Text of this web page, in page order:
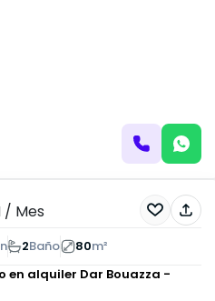
/ Mes
2Baño 80m²
en alquiler Dar Bouazza -